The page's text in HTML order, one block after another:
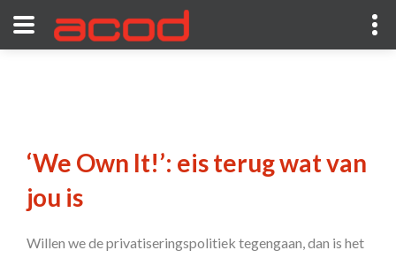
‘We Own It!’: eis terug wat van
jou is
Willen we de privatiseringspolitiek tegengaan, dan is het